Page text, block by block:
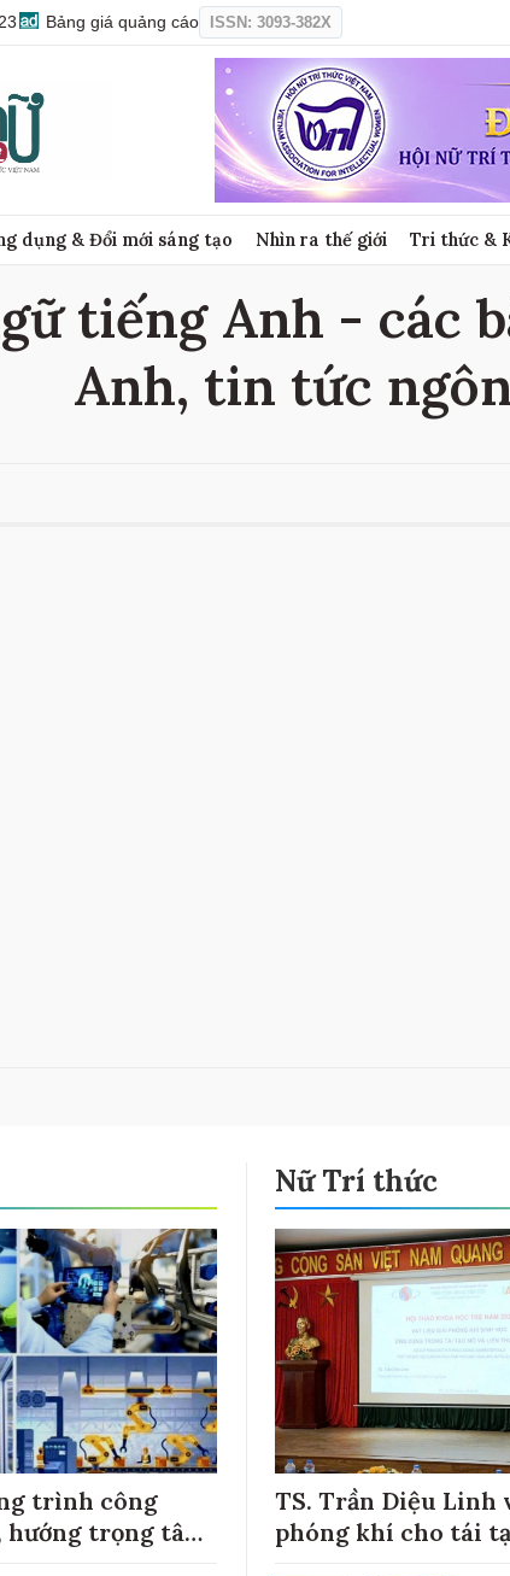
Bảng giá quảng cáo ISSN: 3093-382X
dụng & Đổi mới sáng tạo Nhìn ra thế giới Tri thức &
tiếng Anh - các
Anh, tin tức
trình công
hướng trọng tâm
Nữ Trí thức
TS. Trần Diệu Linh
phóng khí cho tái